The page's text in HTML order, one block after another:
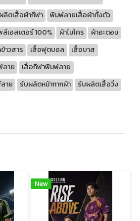
ผลิตเสื้อผ้ากีฬา
พิมพ์ลายเสื้อผ้าทั้งตัว
ลีเอสเตอร์ 100%
ผ้าไมโคร
ผ้าอะตอม
าวสาร เสื้อฟุตบอล
เสื้อบาส
ลาย
เสื้อกีฬาพิมพ์ลาย
าย
รับผลิตหน้ากากผ้า
รับผลิตเสื้อวิ่ง
New